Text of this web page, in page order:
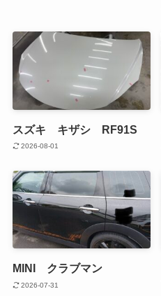
スズキ キザシ RF91S
2026-08-01
MINI クラブマン
2026-07-31